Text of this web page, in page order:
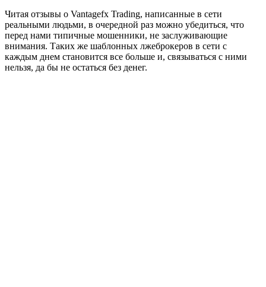
Читая отзывы о Vantagefx Trading, написанные в сети
реальными людьми, в очередной раз можно убедиться, что
перед нами типичные мошенники, не заслуживающие
внимания. Таких же шаблонных лжеброкеров в сети с
каждым днем становится все больше и, связываться с ними
нельзя, да бы не остаться без денег.